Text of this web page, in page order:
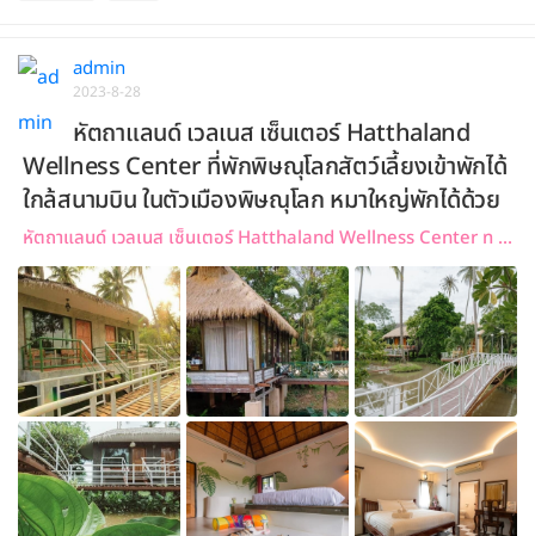
admin
2023-8-28
หัตถาแลนด์ เวลเนส เซ็นเตอร์ Hatthaland
Wellness Center ที่พักพิษณุโลกสัตว์เลี้ยงเข้าพักได้
ใกล้สนามบิน ในตัวเมืองพิษณุโลก หมาใหญ่พักได้ด้วย
หัตถาแลนด์ เวลเนส เซ็นเตอร์ Hatthaland Wellness Center ท ...